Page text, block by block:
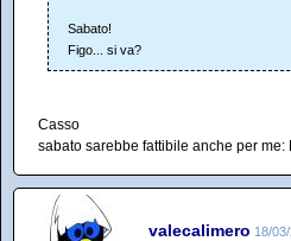
Sabato!
Figo... si va?
Casso
sabato sarebbe fattibile anche per me:
valecalimero 18/